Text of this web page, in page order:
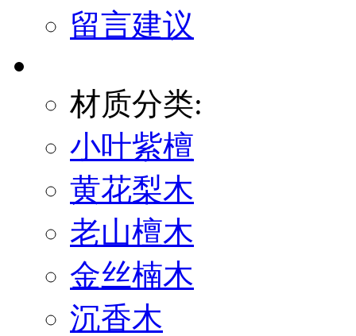
留言建议
材质分类:
小叶紫檀
黄花梨木
老山檀木
金丝楠木
沉香木